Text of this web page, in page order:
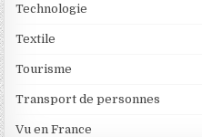
Technologie
Textile
Tourisme
Transport de personnes
Vu en France